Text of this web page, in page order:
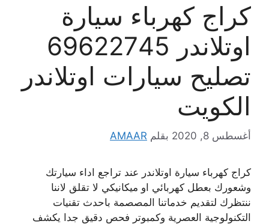
كراج كهرباء سيارة
اوتلاندر 69622745
تصليح سيارات اوتلاندر
الكويت
أغسطس 8, 2020 بقلم AMAAR
كراج كهرباء سيارة اوتلاندر عند تراجع اداء سيارتك
وشعورك بعطل كهربائي او ميكانيكي لا تقلق لاننا
ننتظرك لتقديم خدماتنا المصصمة باحدث تقنيات
التكنولوجية العصرية وكمبوتر فحص دقيق جدا يكشف